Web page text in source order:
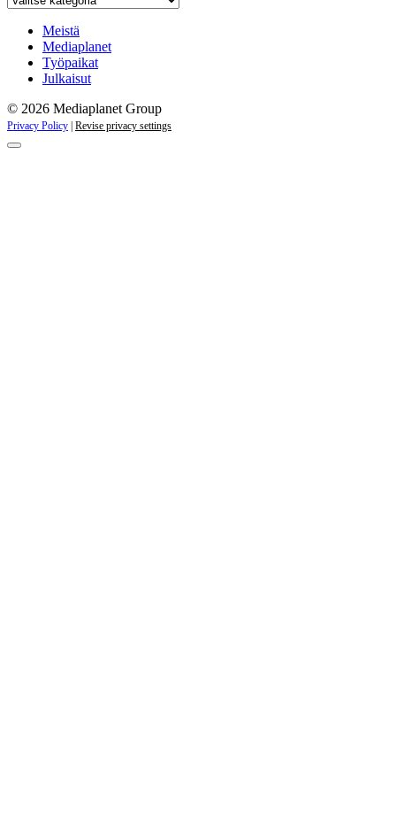
kampanjat
Meistä
Mediaplanet
Työpaikat
Julkaisut
© 2026 Mediaplanet Group
Privacy Policy Revise privacy settings